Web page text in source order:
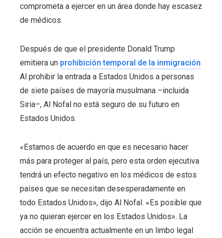
comprometa a ejercer en un área donde hay escasez
de médicos.
Después de que el presidente Donald Trump
emitiera un prohibición temporal de la inmigración
Al prohibir la entrada a Estados Unidos a personas
de siete países de mayoría musulmana –incluida
Siria–, Al Nofal no está seguro de su futuro en
Estados Unidos.
«Estamos de acuerdo en que es necesario hacer
más para proteger al país, pero esta orden ejecutiva
tendrá un efecto negativo en los médicos de estos
países que se necesitan desesperadamente en
todo Estados Unidos», dijo Al Nofal. «Es posible que
ya no quieran ejercer en los Estados Unidos». La
acción se encuentra actualmente en un limbo legal